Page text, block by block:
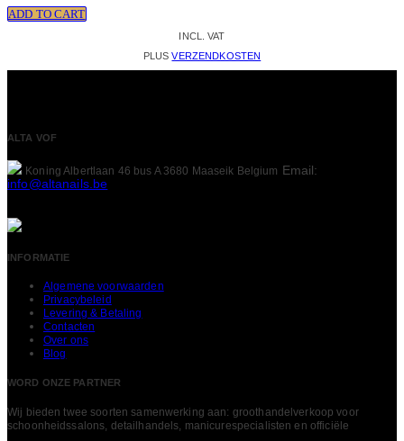
ADD TO CART
INCL. VAT
PLUSVERZENDKOSTEN
ALTA VOF
Koning Albertlaan 46 bus A 3680 Maaseik Belgium Email:
info@altanails.be
INFORMATIE
Algemene voorwaarden
Privacybeleid
Levering & Betaling
Contacten
Over ons
Blog
WORD ONZE PARTNER
Wij bieden twee soorten samenwerking aan: groothandelverkoop voor
schoonheidssalons, detailhandels, manicurespecialisten en officiële